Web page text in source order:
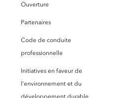
Ouverture
Partenaires
Code de conduite
professionnelle
Initiatives en faveur de
l’environnement et du
développement durable